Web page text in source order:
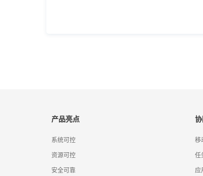
产品亮点
系统可控
资源可控
安全可靠
移
任
应